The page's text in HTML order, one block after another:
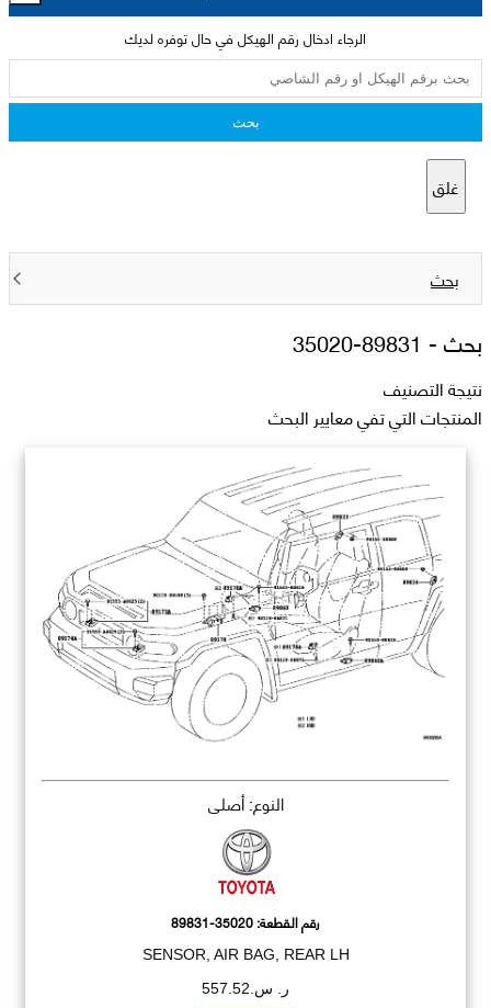
الرجاء ادخال رقم الهيكل في حال توفره لديك
بحث
غلق
بحث
بحث - 89831-35020
نتيجة التصنيف
المنتجات التي تفي معايير البحث
النوع: أصلي
رقم القطعة:89831-35020
SENSOR, AIR BAG, REAR LH
ر. س.557.52